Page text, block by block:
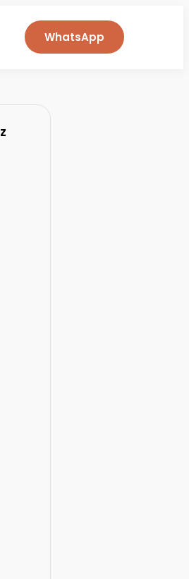
WhatsApp